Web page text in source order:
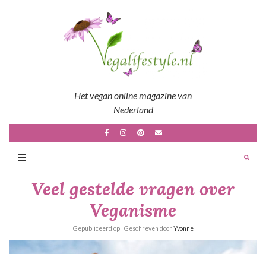
Het vegan online magazine van
Nederland
Veel gestelde vragen over
Veganisme
Gepubliceerd op | Geschreven door Yvonne